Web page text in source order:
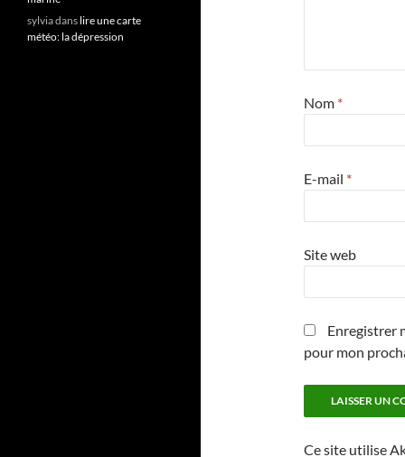
Nom *
E-mail *
Site web
Enregistrer
pour mon
Ce site utilise
sylviadans lire une carte
météo: la dépression